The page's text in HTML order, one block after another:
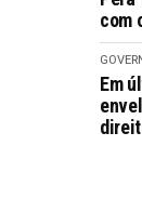
com
Em